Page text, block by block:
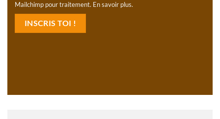
Mailchimp pour traitement. En savoir plus.